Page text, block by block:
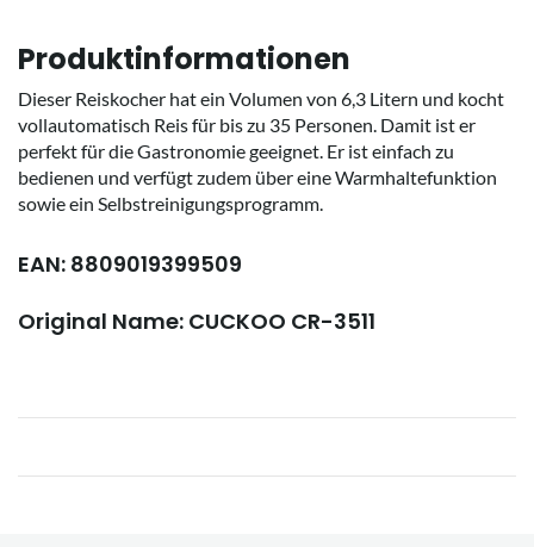
Produktinformationen
Dieser Reiskocher hat ein Volumen von 6,3 Litern und kocht
vollautomatisch Reis für bis zu 35 Personen. Damit ist er
perfekt für die Gastronomie geeignet. Er ist einfach zu
bedienen und verfügt zudem über eine Warmhaltefunktion
sowie ein Selbstreinigungsprogramm.
EAN: 8809019399509
Original Name: CUCKOO CR-3511